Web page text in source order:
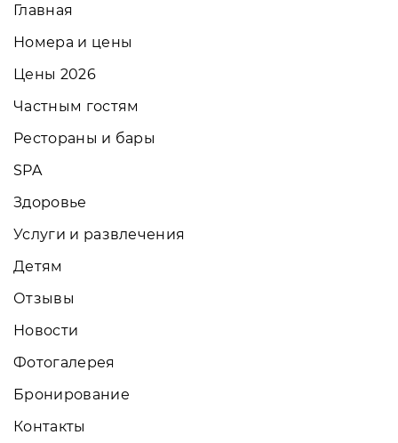
Главная
Номера и цены
Цены 2026
Частным гостям
Рестораны и бары
SPA
Здоровье
Услуги и развлечения
Детям
Отзывы
Новости
Фотогалерея
Бронирование
Контакты